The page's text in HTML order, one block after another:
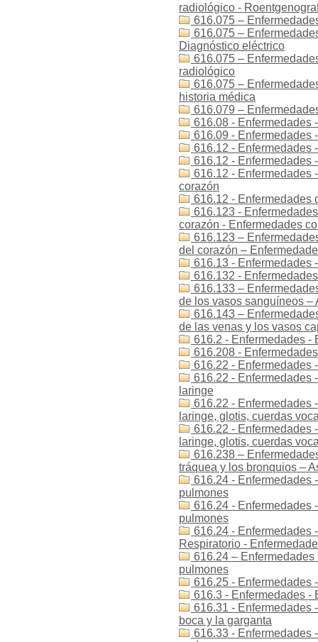
radiológico -
616.075 –
616.075 –
Diagnóstico eléctrico
616.075 –
radiológico
616.075 –
historia médica
616.079 –
616.08 - Enfermedades
616.09 - Enfermedades
616.12 - Enfermedades
616.12 - Enfermedades
616.12 - Enfermedades
corazón
616.12 - Enfermedades
616.123 -
corazón - Enfermedades
616.123 –
del corazón –
616.13 - Enfermedades
616.132 -
616.133 –
de los vasos sanguíneos –
616.143 –
de las venas y los vasos
616.2 - Enfermedades -
616.208 -
616.22 - Enfermedades
616.22 - Enfermedades
laringe
616.22 - Enfermedades
laringe, glotis, cuerdas
616.22 - Enfermedades
laringe, glotis, cuerdas
616.238 –
tráquea y los bronquios –
616.24 - Enfermedades
pulmones
616.24 - Enfermedades
pulmones
616.24 - Enfermedades
Respiratorio -
616.24 –
pulmones
616.25 - Enfermedades
616.3 - Enfermedades -
616.31 - Enfermedades
boca y la garganta
616.33 - Enfermedades